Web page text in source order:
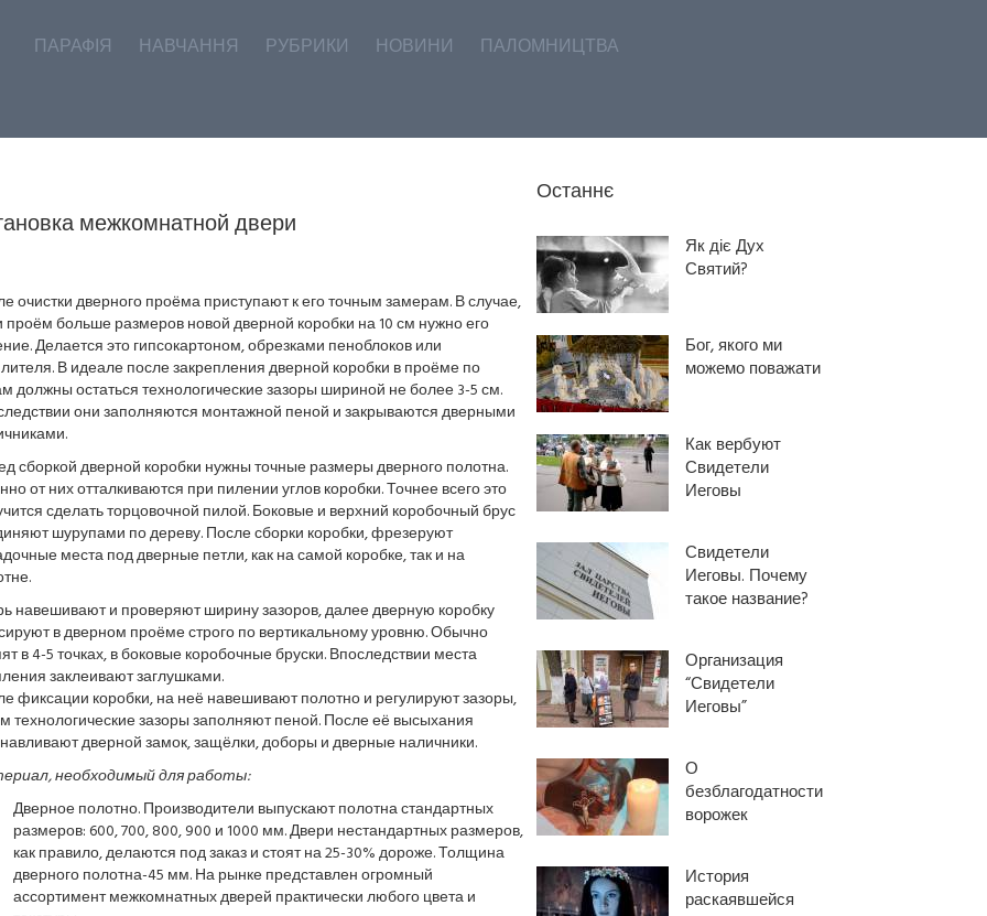
ПАРАФІЯ НАВЧАННЯ РУБРИКИ НОВИНИ ПАЛОМНИЦТВА
межкомнатной двери
очистки дверного проёма приступают к его точным замерам. В случае,
проём больше размеров новой дверной коробки на 10 см нужно его
Делается это гипсокартоном, обрезками пеноблоков или
В идеале после закрепления дверной коробки в проёме по
должны остаться технологические зазоры шириной не более 3-5 см.
они заполняются монтажной пеной и закрываются дверными
сборкой дверной коробки нужны точные размеры дверного полотна.
от них отталкиваются при пилении углов коробки. Точнее всего это
сделать торцовочной пилой. Боковые и верхний коробочный брус
шурупами по дереву. После сборки коробки, фрезеруют
места под дверные петли, как на самой коробке, так и на
навешивают и проверяют ширину зазоров, далее дверную коробку
в дверном проёме строго по вертикальному уровню. Обычно
в 4-5 точках, в боковые коробочные бруски. Впоследствии места
заклеивают заглушками.
фиксации коробки, на неё навешивают полотно и регулируют зазоры,
технологические зазоры заполняют пеной. После её высыхания
дверной замок, защёлки, доборы и дверные наличники.
необходимый для работы:
Дверное полотно. Производители выпускают полотна стандартных
размеров: 600, 700, 800, 900 и 1000 мм. Двери нестандартных размеров,
как правило, делаются под заказ и стоят на 25-30% дороже. Толщина
дверного полотна-45 мм. На рынке представлен огромный
ассортимент межкомнатных дверей практически любого цвета и
Останнє
Як діє Дух
Святий?
Бог, якого ми
можемо поважати
Как вербуют
Свидетели
Иеговы
Свидетели
Иеговы. Почему
такое название?
Организация
“Свидетели
Иеговы”
О
безблагодатности
ворожек
История
раскаявшейся